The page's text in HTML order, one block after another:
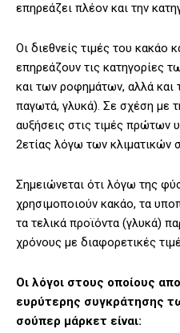
επηρεάζει πλέον και την
Οι διεθνείς τιμές του κακάο
επηρεάζουν τις κατηγορίες
και των ροφημάτων, αλλά και
παγωτά, γλυκά). Σε σχέση με
αυξήσεις στις τιμές πρώτων
2ετίας λόγω των κλιματικών
Σημειώνεται ότι λόγω της
χρησιμοποιούν κακάο, τα
τα τελικά προϊόντα (γλυκά)
χρόνους με διαφορετικές
Οι λόγοι στους οποίους
ευρύτερης συγκράτησης
σούπερ μάρκετ είναι: